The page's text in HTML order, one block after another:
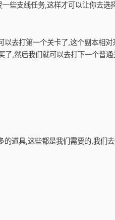
些支线任务,这样才可以让你去
以去打第一个关卡了,这个副本相
了,然后我们就可以去打下一个普
的道具,这些都是我们需要的,我们